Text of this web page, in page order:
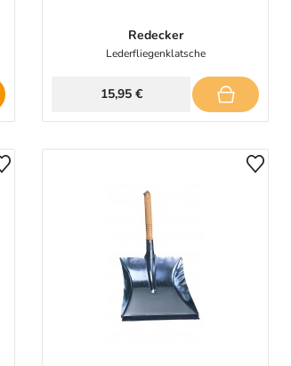
Redecker
Lederfliegenklatsche
15,95 €